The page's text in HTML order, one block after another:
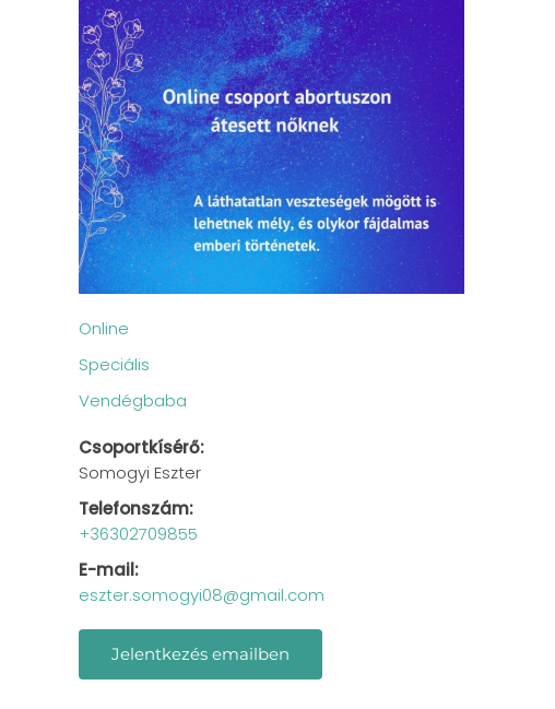
Online
Speciális
Vendégbaba
Csoportkísérő:
Somogyi Eszter
Telefonszám:
+36302709855
E-mail:
eszter.somogyi08@gmail.com
Jelentkezés emailben